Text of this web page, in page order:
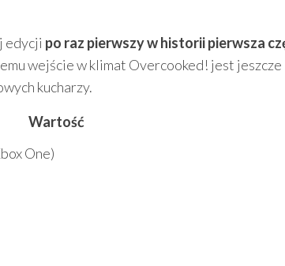
edycji po raz pierwszy w historii pierwsza
wejście w klimat Overcooked! jest jeszcze
kucharzy.
Wartość
One)